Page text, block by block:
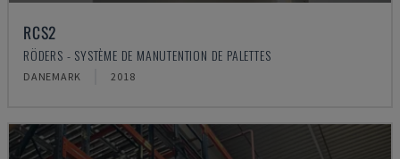
RCS2
RÖDERS - SYSTÈME DE MANUTENTION DE PALETTES
DANEMARK 2018